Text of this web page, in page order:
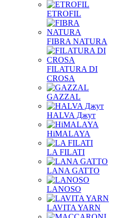
ETROFIL
FIBRA NATURA
FILATURA DI
CROSA
GAZZAL
HALVA Джут
HiMALAYA
LA FILATI
LANA GATTO
LANOSO
LAVITA YARN